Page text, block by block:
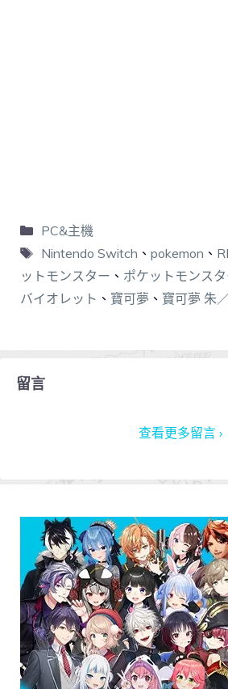
PC&主機
Nintendo Switch 、 pokemon 、
ットモンスター 、 ポケットモンス
バイオレット 、 寶可夢 、 寶可夢 朱
留言
查看更多留言 ›